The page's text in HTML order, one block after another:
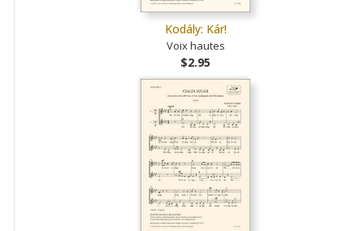
Kodály: Kár!
Voix hautes
$2.95